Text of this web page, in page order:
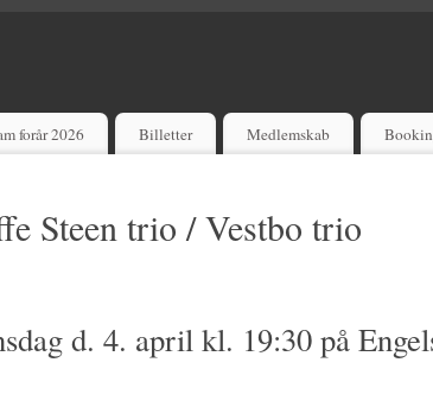
forår 2026 Billetter Medlemskab
Steen trio / Vestbo trio
d. 4. april kl. 19:30 på